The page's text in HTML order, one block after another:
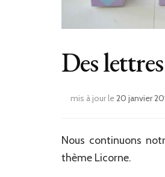
Des
mis à jour le20 janvier
Nous continuons
thème Licorne.